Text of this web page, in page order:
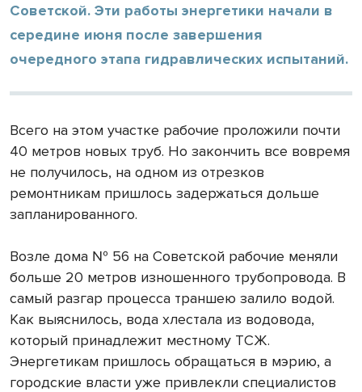
Советской. Эти работы энергетики начали в
середине июня после завершения
очередного этапа гидравлических испытаний.
Всего на этом участке рабочие проложили почти
40 метров новых труб. Но закончить все вовремя
не получилось, на одном из отрезков
ремонтникам пришлось задержаться дольше
запланированного.
Возле дома № 56 на Советской рабочие меняли
больше 20 метров изношенного трубопровода. В
самый разгар процесса траншею залило водой.
Как выяснилось, вода хлестала из водовода,
который принадлежит местному ТСЖ.
Энергетикам пришлось обращаться в мэрию, а
городские власти уже привлекли специалистов